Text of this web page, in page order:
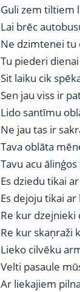
Guli zem tiltiem
Lai brēc
Ne dzimtenei tu
Tu piederi
Sit laiku cik
Sen jau viss ir
Lido santīmu
Ne jau tas ir
Tava oblāta
Tavu acu
Es dziedu tikai
Es dejoju tikai
Re kur dzejnieki
Re kur skaņraži
Lieko cilvēku
Velti pasaule
Ar liekajiem